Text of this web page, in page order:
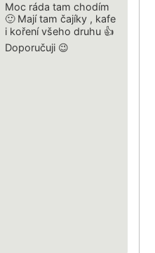
Moc ráda tam chodím
🙂 Mají tam čajíky , kafe
i koření všeho druhu 👍
Doporučuji 😉